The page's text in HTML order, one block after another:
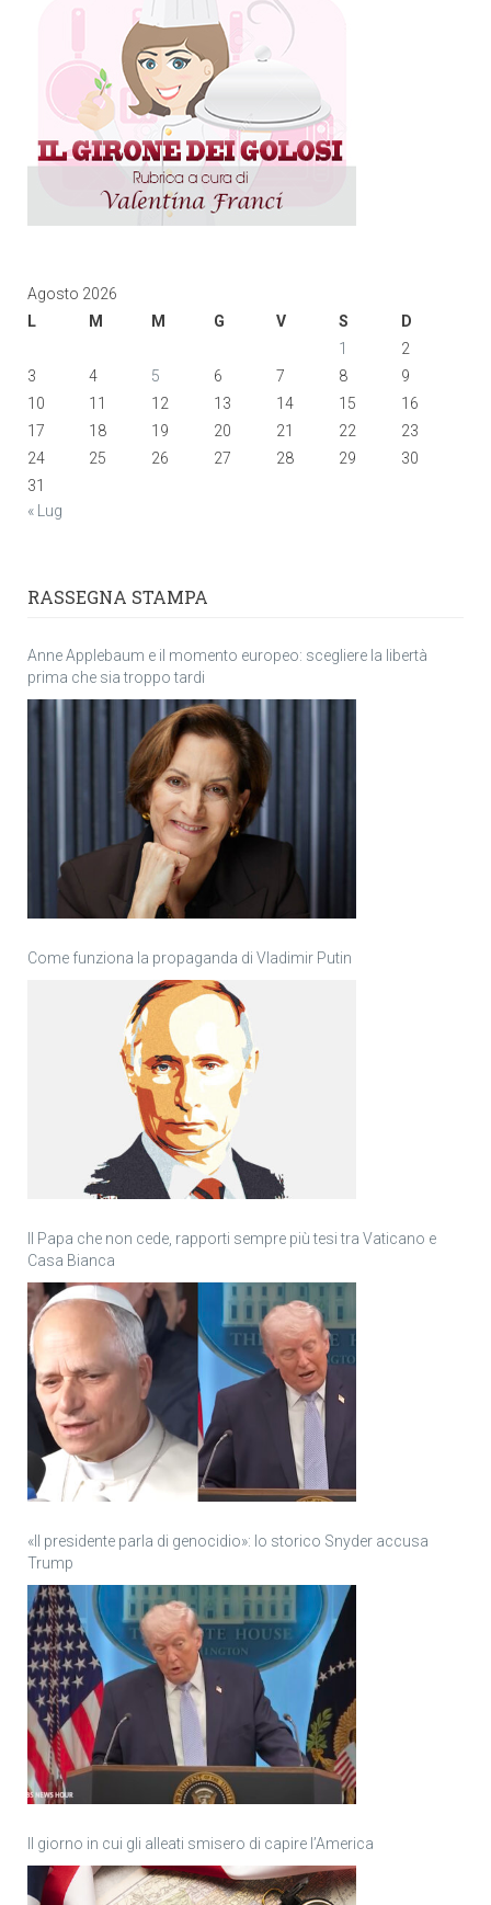
Agosto 2026
L
M M G V S
D
1
2
3
4 5 6 7 8
9
10
11 12 13 14 15
16
17
18 19 20 21 22
23
24
25 26 27 28 29
30
31
« Lug
RASSEGNA STAMPA
Anne Applebaum e il momento europeo: scegliere la libertà
prima che sia troppo tardi
Come funziona la propaganda di Vladimir Putin
Il Papa che non cede, rapporti sempre più tesi tra Vaticano e
Casa Bianca
«Il presidente parla di genocidio»: lo storico Snyder accusa
Trump
Il giorno in cui gli alleati smisero di capire l’America